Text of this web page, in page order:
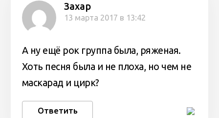
Захар
13 марта 2017 в 13:42
А ну ещё рок группа была, ряженая.
Хоть песня была и не плоха, но чем не
маскарад и цирк?
Ответить